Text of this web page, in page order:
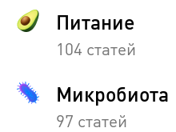
Питание
104 статей
Микробиота
97 статей